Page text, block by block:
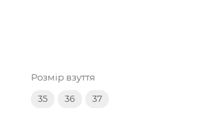
Розмір взуття
35 36 37